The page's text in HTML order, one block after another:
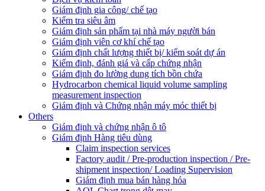
Giám định gia công/ chế tạo
Kiểm tra siêu âm
Giám định sản phẩm tại nhà máy người bán
Giám định viên cơ khí chế tạo
Giám định chất lượng thiết bị/ kiểm soát dự án
Kiểm định, đánh giá và cấp chứng nhận
Giám định đo lường dung tích bồn chứa
Hydrocarbon chemical liquid volume sampling
measurement inspection
Giám định và Chứng nhận máy móc thiết bị
Others
Giám định và chứng nhận ô tô
Giám định Hàng tiêu dùng
Claim inspection services
Factory audit / Pre-production inspection / Pre-
shipment inspection/ Loading Supervision
Giám định mua bán hàng hóa